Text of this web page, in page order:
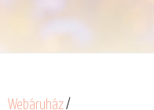
Webáruház/